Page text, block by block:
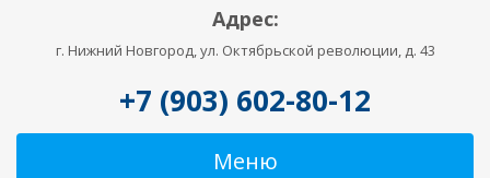
Адрес:
г. Нижний Новгород, ул. Октябрьской революции, д. 43
+7 (903) 602-80-12
Меню